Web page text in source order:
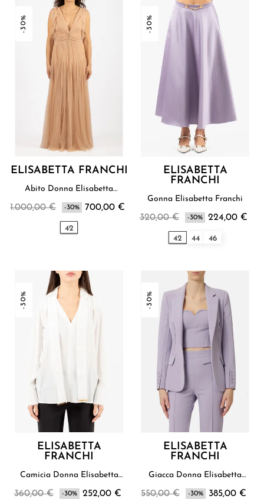
-30%
ELISABETTA FRANCHI
Abito Donna Elisabetta
1.000,00 € -30% 700,00 €
42
-30%
ELISABETTA
FRANCHI
Gonna Elisabetta Franchi
320,00 € -30% 224,00 €
42 44 46
-30%
ELISABETTA
FRANCHI
Camicia Donna Elisabetta
360,00 € -30% 252,00 €
-30%
ELISABETTA
FRANCHI
Giacca Donna Elisabetta
550,00 € -30% 385,00 €